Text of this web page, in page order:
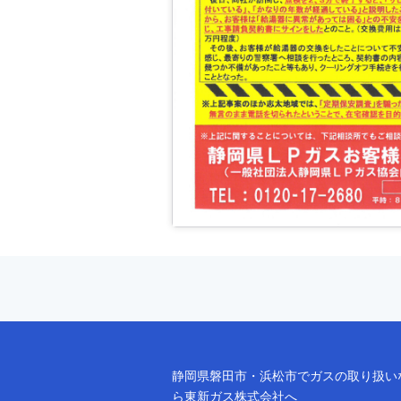
静岡県磐田市・浜松市でガスの取り扱い
ら東新ガス株式会社へ